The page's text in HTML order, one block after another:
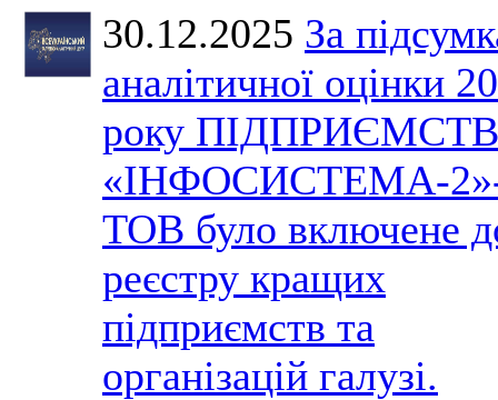
30.12.2025 За
аналітичної оцінки
року
«ІНФОСИСТЕМА-
ТОВ було включене
реєстру кращих
підприємств та
організацій галузі.